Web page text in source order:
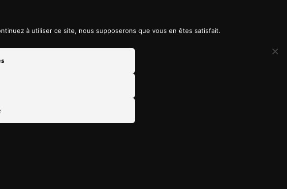
à utiliser ce site, nous supposerons que vous en êtes satisfait.